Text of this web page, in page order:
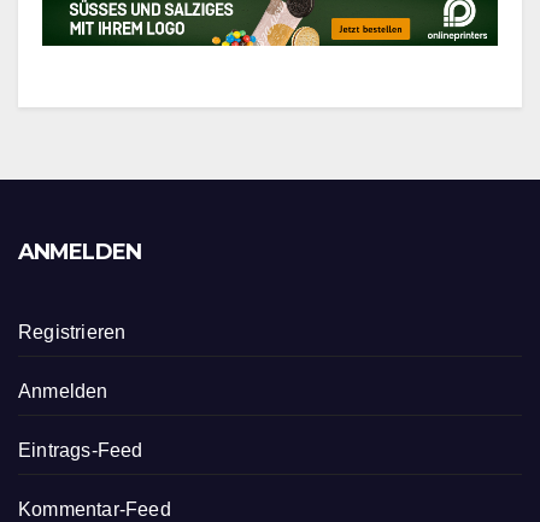
ANMELDEN
Registrieren
Anmelden
Eintrags-Feed
Kommentar-Feed